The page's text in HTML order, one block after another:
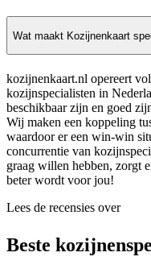
Wat maakt Kozijnenkaart
kozijnenkaart.nl opereert
kozijnspecialisten in
beschikbaar zijn en goed
Wij maken een koppeling
waardoor er een win-win
concurrentie van
graag willen hebben, zorgt
beter wordt voor jou!
Lees de recensies over
Beste